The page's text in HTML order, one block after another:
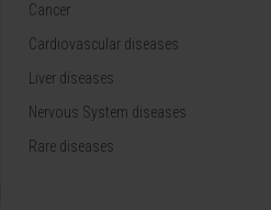
Cancer
Cardiovascular diseases
Liver diseases
Nervous System diseases
Rare diseases